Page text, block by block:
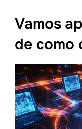
Vamos
de como